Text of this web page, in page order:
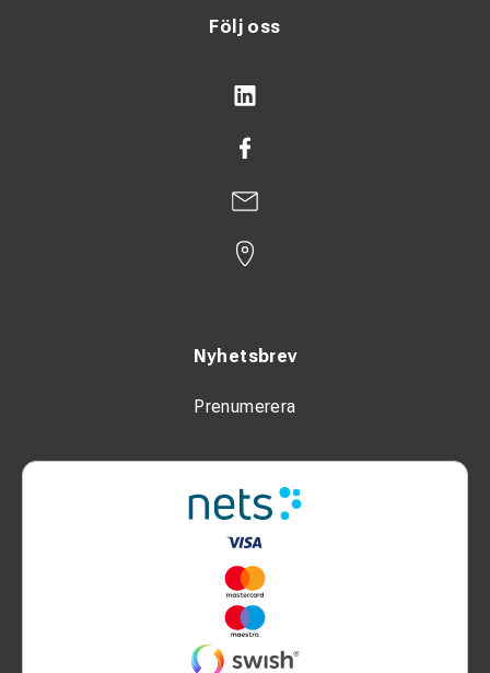
Följ oss
Nyhetsbrev
Prenumerera